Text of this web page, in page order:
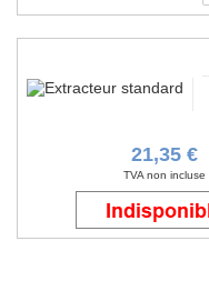
21,35 €
TVA non incluse